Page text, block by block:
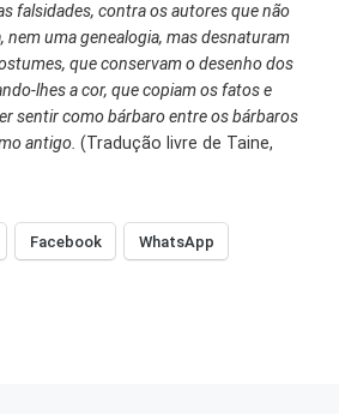
falsidades, contra os autores que não
nem uma genealogia, mas desnaturam
que conservam o desenho dos
lhes a cor, que copiam os fatos e
sentir como bárbaro entre os bárbaros
antigo. (Tradução livre de Taine,
Facebook WhatsApp